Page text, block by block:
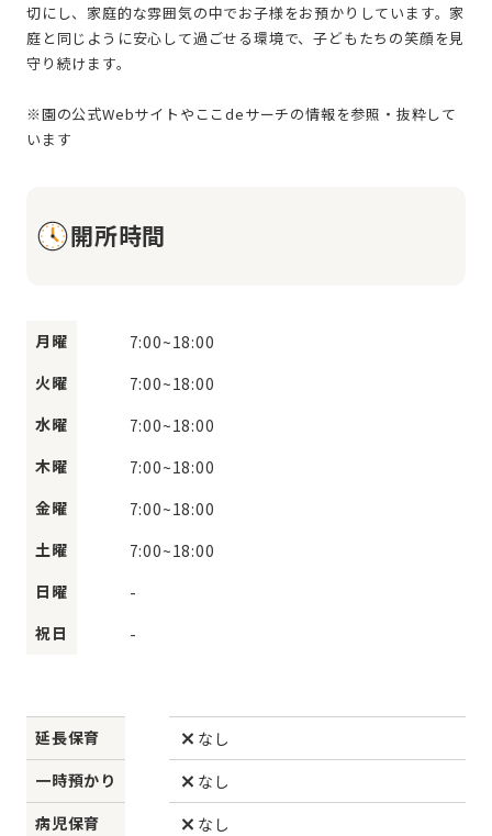
切にし、家庭的な雰囲気の中でお子様をお預かりしています。家
庭と同じように安心して過ごせる環境で、子どもたちの笑顔を見
守り続けます。
※園の公式Webサイトやここdeサーチの情報を参照・抜粋して
開所時間
月曜 7:00~18:00
火曜
7:00~18:00
水曜
7:00~18:00
木曜
7:00~18:00
金曜
7:00~18:00
土曜
7:00~18:00
日曜
-
祝日
-
延長保育
なし
一時預かり
なし
病児保育
なし